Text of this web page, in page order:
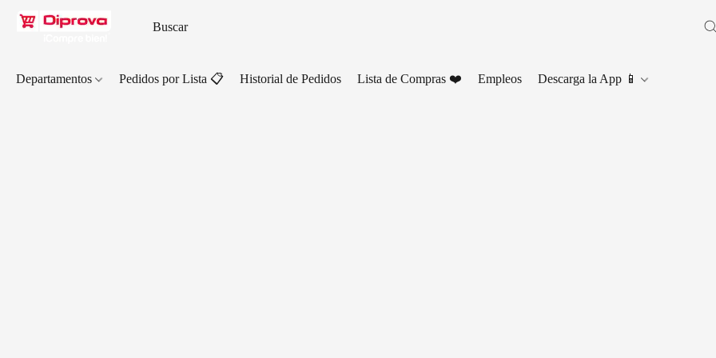
Departamentos Pedidos por Lista 📋 Historial de Pedidos Lista de Compras ❤️ Empleos Descarga la App 📱